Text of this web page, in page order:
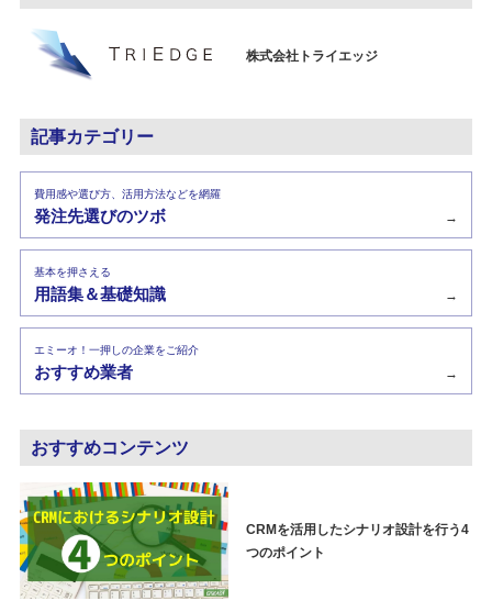
株式会社トライエッジ
記事カテゴリー
費用感や選び方、活用方法などを網羅
発注先選びのツボ →
基本を押さえる
用語集＆基礎知識 →
エミーオ！一押しの企業をご紹介
おすすめ業者 →
おすすめコンテンツ
CRMを活用したシナリオ設計を行う4
つのポイント